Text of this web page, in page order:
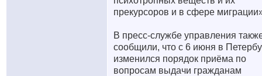
прекурсоров и в сфере
В пресс-службе управления
сообщили, что с 6 июня в
изменился порядок приёма по
вопросам выдачи гражданам